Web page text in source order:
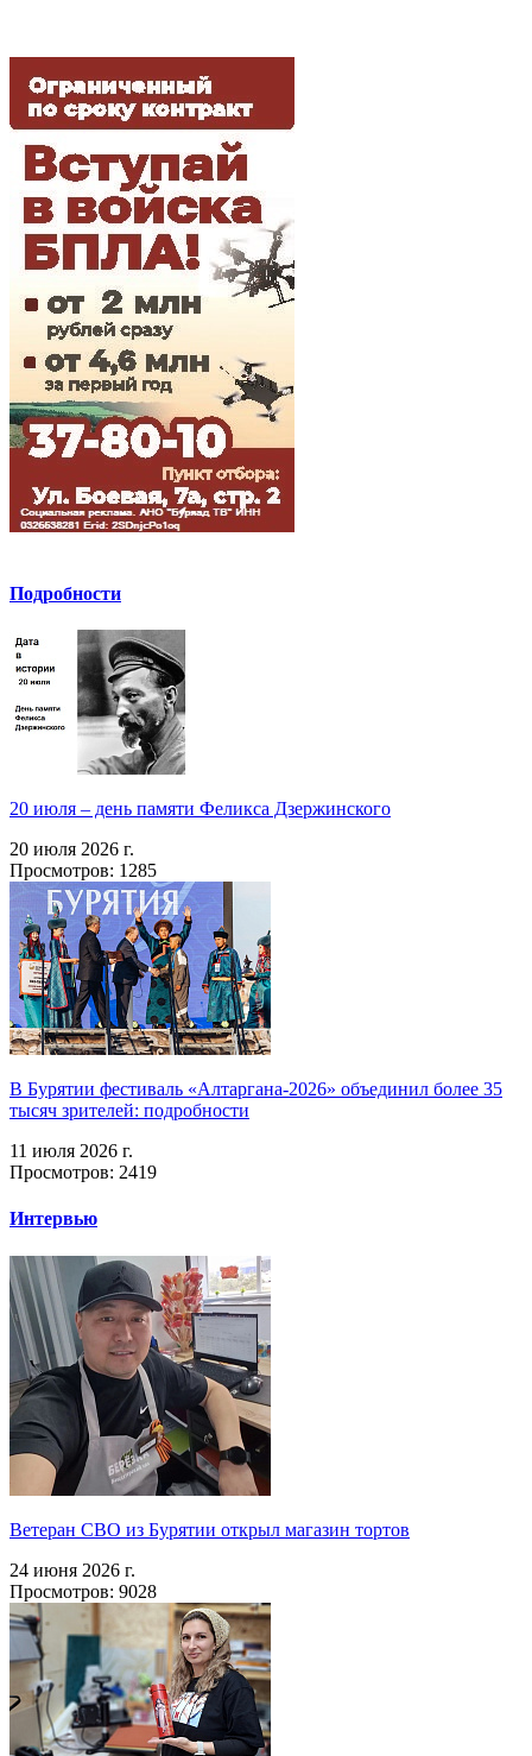
Подробности
20 июля – день памяти Феликса Дзержинского
20 июля 2026 г.
Просмотров: 1285
В Бурятии фестиваль «Алтаргана-2026» объединил более 35
тысяч зрителей: подробности
11 июля 2026 г.
Просмотров: 2419
Интервью
Ветеран СВО из Бурятии открыл магазин тортов
24 июня 2026 г.
Просмотров: 9028